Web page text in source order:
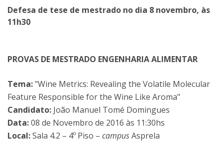
Defesa de tese de mestrado no dia 8 novembro, às
11h30
PROVAS DE MESTRADO ENGENHARIA ALIMENTAR
Tema:"Wine Metrics: Revealing the Volatile Molecular
Feature Responsible for the Wine Like Aroma"
Candidato: João Manuel Tomé Domingues
Data:08 de Novembro de 2016 às 11:30hs
Local:Sala 4.2 – 4º Piso – campusAsprela